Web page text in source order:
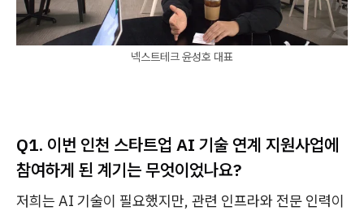
넥스트테크 윤성호 대표
Q1. 이번 인천 스타트업 AI 기술 연계 지원사업에
참여하게 된 계기는 무엇이었나요?
저희는 AI 기술이 필요했지만, 관련 인프라와 전문 인력이